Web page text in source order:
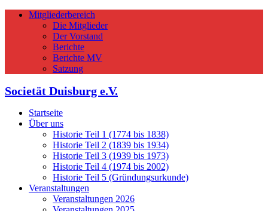
Mitgliederbereich
Die Mitglieder
Der Vorstand
Berichte
Berichte MV
Satzung
Societät Duisburg e.V.
Startseite
Über uns
Historie Teil 1 (1774 bis 1838)
Historie Teil 2 (1839 bis 1934)
Historie Teil 3 (1939 bis 1973)
Historie Teil 4 (1974 bis 2002)
Historie Teil 5 (Gründungsurkunde)
Veranstaltungen
Veranstaltungen 2026